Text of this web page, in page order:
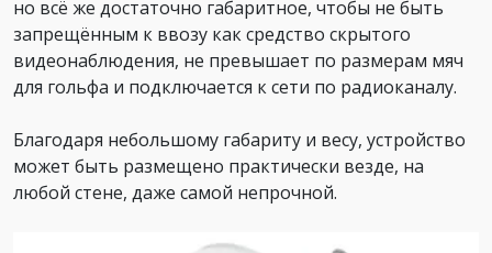
но всё же достаточно габаритное, чтобы не быть
запрещённым к ввозу как средство скрытого
видеонаблюдения, не превышает по размерам мяч
для гольфа и подключается к сети по радиоканалу.
Благодаря небольшому габариту и весу, устройство
может быть размещено практически везде, на
любой стене, даже самой непрочной.